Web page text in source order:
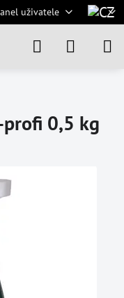
uživatele
profi 0,5 kg